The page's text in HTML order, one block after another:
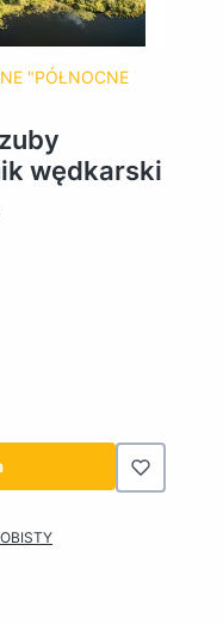
"PÓŁNOCNE
wędkarski